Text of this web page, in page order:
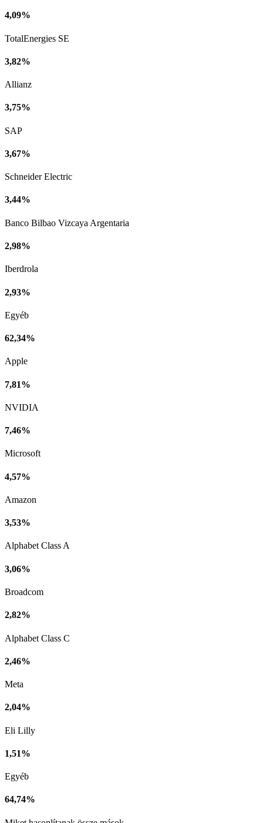
4,09%
TotalEnergies SE
3,82%
Allianz
3,75%
SAP
3,67%
Schneider Electric
3,44%
Banco Bilbao Vizcaya Argentaria
2,98%
Iberdrola
2,93%
Egyéb
62,34%
Apple
7,81%
NVIDIA
7,46%
Microsoft
4,57%
Amazon
3,53%
Alphabet Class A
3,06%
Broadcom
2,82%
Alphabet Class C
2,46%
Meta
2,04%
Eli Lilly
1,51%
Egyéb
64,74%